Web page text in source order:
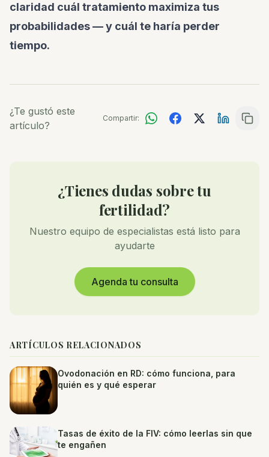
claridad cuál tratamiento maximiza tus
probabilidades — y cuál te haría perder
tiempo.
¿Te gustó este
artículo?
Compartir:
¿Tienes dudas sobre tu
fertilidad?
Nuestro equipo de especialistas está listo para
ayudarte
Agenda tu consulta
ARTÍCULOS RELACIONADOS
Ovodonación en RD: cómo funciona, para
quién es y qué esperar
Tasas de éxito de la FIV: cómo leerlas sin que
te engañen